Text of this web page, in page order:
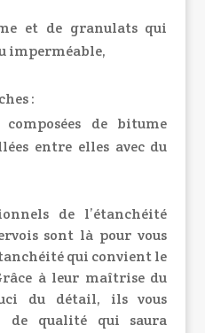
et de granulats qui
imperméable,
:
de bitume
entre elles avec du
de l’étanchéité
sont là pour vous
qui convient le
à leur maîtrise du
du détail, ils vous
de qualité qui saura